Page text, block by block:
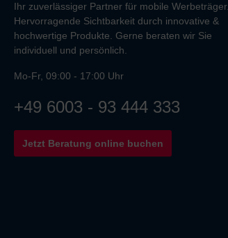
Ihr zuverlässiger Partner für mobile Werbeträger.
Hervorragende Sichtbarkeit durch innovative &
hochwertige Produkte. Gerne beraten wir Sie
individuell und persönlich.
Mo-Fr, 09:00 - 17:00 Uhr
+49 6003 - 93 444 333
Jetzt Beratung online buchen